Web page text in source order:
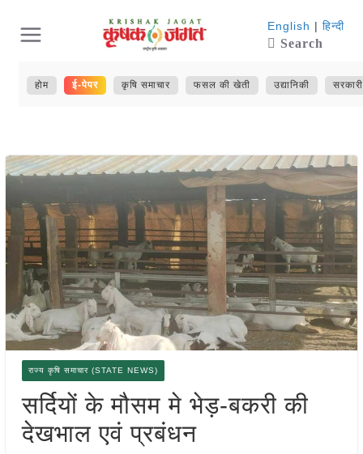
content
English | हिन्दी
Search
होम ई-पेपर कृषि समाचार फसल की खेती उद्यानिकी
राज्य कृषि समाचार (STATE NEWS)
सर्दियों के मौसम मे भेड़-बकरी की
देखभाल एवं प्रबंधन